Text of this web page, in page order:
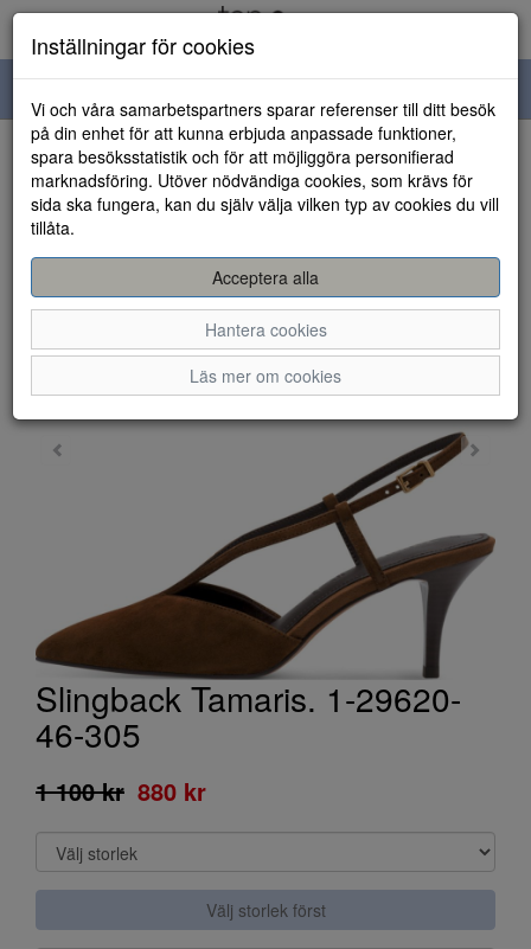
navigation
HEM
Slingback Tamaris. 1-29620-
46-305
1 100 kr 880 kr
Välj storlek först
Inställningar för cookies
Vi och våra samarbetspartners sparar referenser till ditt besök
på din enhet för att kunna erbjuda anpassade funktioner,
spara besöksstatistik och för att möjliggöra personifierad
marknadsföring. Utöver nödvändiga cookies, som krävs för
sida ska fungera, kan du själv välja vilken typ av cookies du vill
tillåta.
Acceptera alla
Hantera cookies
Läs mer om cookies